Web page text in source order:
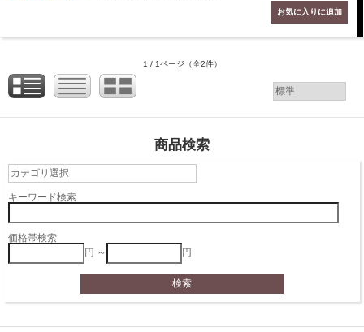
1 / 1ページ （全2件）
商品検索
キーワード検索
価格帯検索
円 ～
円